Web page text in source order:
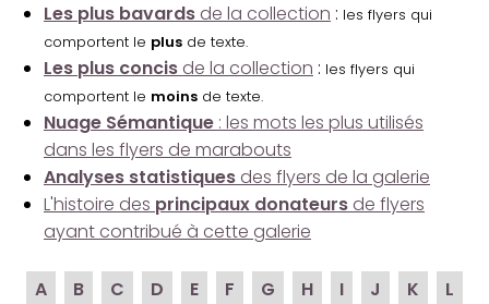
Les plus bavards de la collection : les flyers qui
comportent le plus de texte.
Les plus concis de la collection : les flyers qui
comportent le moins de texte.
Nuage Sémantique : les mots les plus utilisés
dans les flyers de marabouts
Analyses statistiques des flyers de la galerie
L'histoire des principaux donateurs de flyers
ayant contribué à cette galerie
A B C D E F G H I J K
L